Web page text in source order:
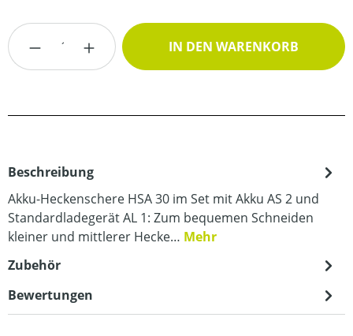
Produkt Anzahl: Gib den gewünschten
IN DEN WARENKORB
Beschreibung
Akku-Heckenschere HSA 30 im Set mit Akku AS 2 und
Standardladegerät AL 1: Zum bequemen Schneiden
kleiner und mittlerer Hecke… Mehr
Zubehör
Bewertungen